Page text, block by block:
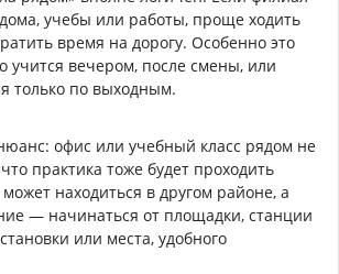
учебы или работы, проще ходить
время на дорогу. Особенно это
учится вечером, после смены, или
только по выходным.
офис или учебный класс рядом не
практика тоже будет проходить
находиться в другом районе, а
— начинаться от площадки, станции
или места, удобного